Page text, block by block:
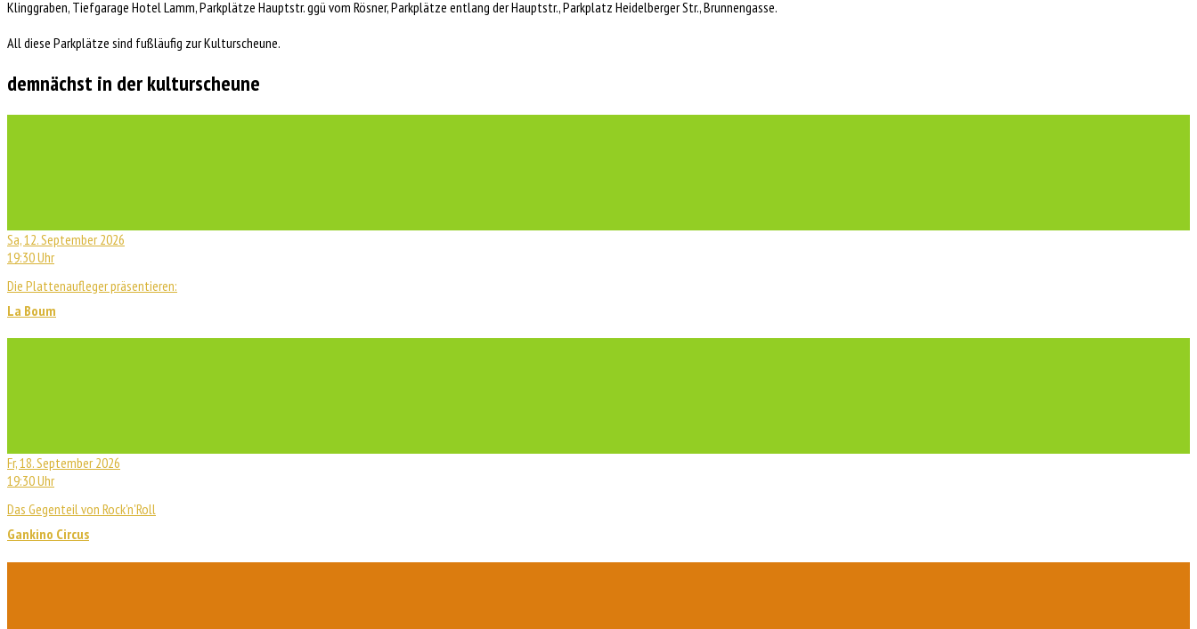
Klinggraben, Tiefgarage Hotel Lamm, Parkplätze Hauptstr. ggü vom Rösner, Parkplätze entlang der Hauptstr., Parkplatz Heidelberger Str., Brunnengasse.
All diese Parkplätze sind fußläufig zur Kulturscheune.
demnächst in der kulturscheune
Sa, 12. September 2026
19:30 Uhr
Die Plattenaufleger präsentieren:
La Boum
Fr, 18. September 2026
19:30 Uhr
Das Gegenteil von Rock'n'Roll
Gankino Circus